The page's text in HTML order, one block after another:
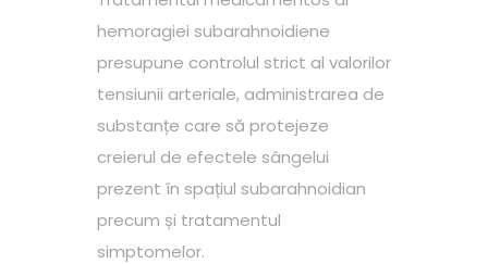
hemoragiei subarahnoidiene
presupune controlul strict al valorilor
tensiunii arteriale, administrarea de
substanțe care să protejeze
creierul de efectele sângelui
prezent în spațiul subarahnoidian
precum și tratamentul
simptomelor.